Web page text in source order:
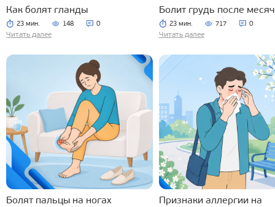
Как болят гланды
23 мин. 148 0
Читать далее
Болит грудь после
23 мин. 717 0
Читать далее
Болят пальцы на ногах
Признаки аллергии на